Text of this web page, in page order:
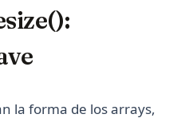
la forma de los arrays,